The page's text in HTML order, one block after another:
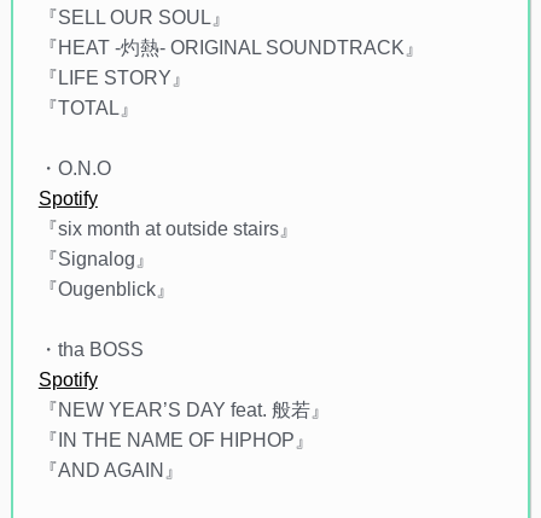
『SELL OUR SOUL』
『HEAT -灼熱- ORIGINAL SOUNDTRACK』
『LIFE STORY』
『TOTAL』
・O.N.O
Spotify
『six month at outside stairs』
『Signalog』
『Ougenblick』
・tha BOSS
Spotify
『NEW YEAR’S DAY feat. 般若』
『IN THE NAME OF HIPHOP』
『AND AGAIN』